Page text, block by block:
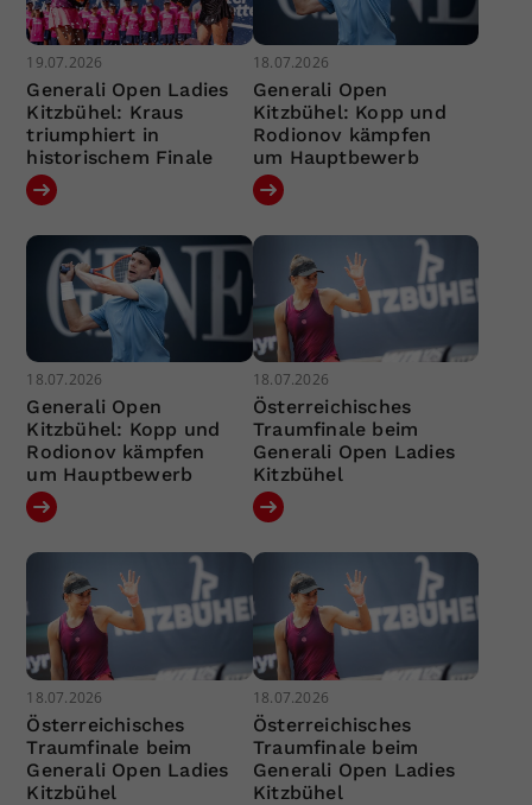
19.07.2026
Generali Open Ladies
Kitzbühel: Kraus
triumphiert in
historischem Finale
18.07.2026
Generali Open
Kitzbühel: Kopp und
Rodionov kämpfen
um Hauptbewerb
18.07.2026
Generali Open
Kitzbühel: Kopp und
Rodionov kämpfen
um Hauptbewerb
18.07.2026
Österreichisches
Traumfinale beim
Generali Open Ladies
Kitzbühel
18.07.2026
Österreichisches
Traumfinale beim
Generali Open Ladies
Kitzbühel
18.07.2026
Österreichisches
Traumfinale beim
Generali Open Ladies
Kitzbühel